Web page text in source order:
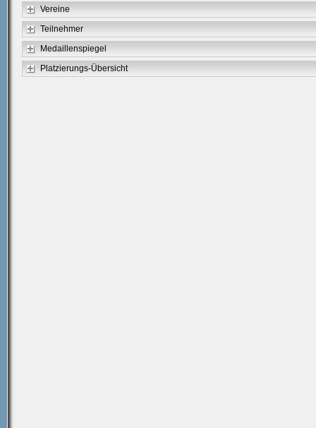
Vereine
Teilnehmer
Medaillenspiegel
Platzierungs-Übersicht